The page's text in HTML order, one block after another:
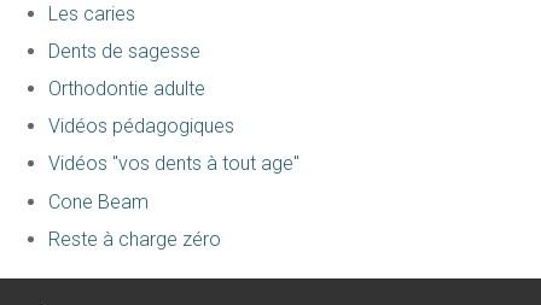
Les caries
Dents de sagesse
Orthodontie adulte
Vidéos pédagogiques
Vidéos "vos dents à tout age"
Cone Beam
Reste à charge zéro